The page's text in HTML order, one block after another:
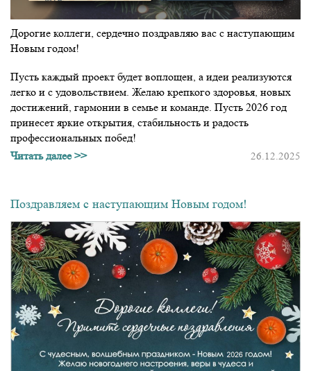
Дорогие коллеги, сердечно поздравляю вас с наступающим
Новым годом!
Пусть каждый проект будет воплощен, а идеи реализуются
легко и с удовольствием. Желаю крепкого здоровья, новых
достижений, гармонии в семье и команде. Пусть 2026 год
принесет яркие открытия, стабильность и радость
профессиональных побед!
Читать далее >>
26.12.2025
Поздравляем с наступающим Новым годом!